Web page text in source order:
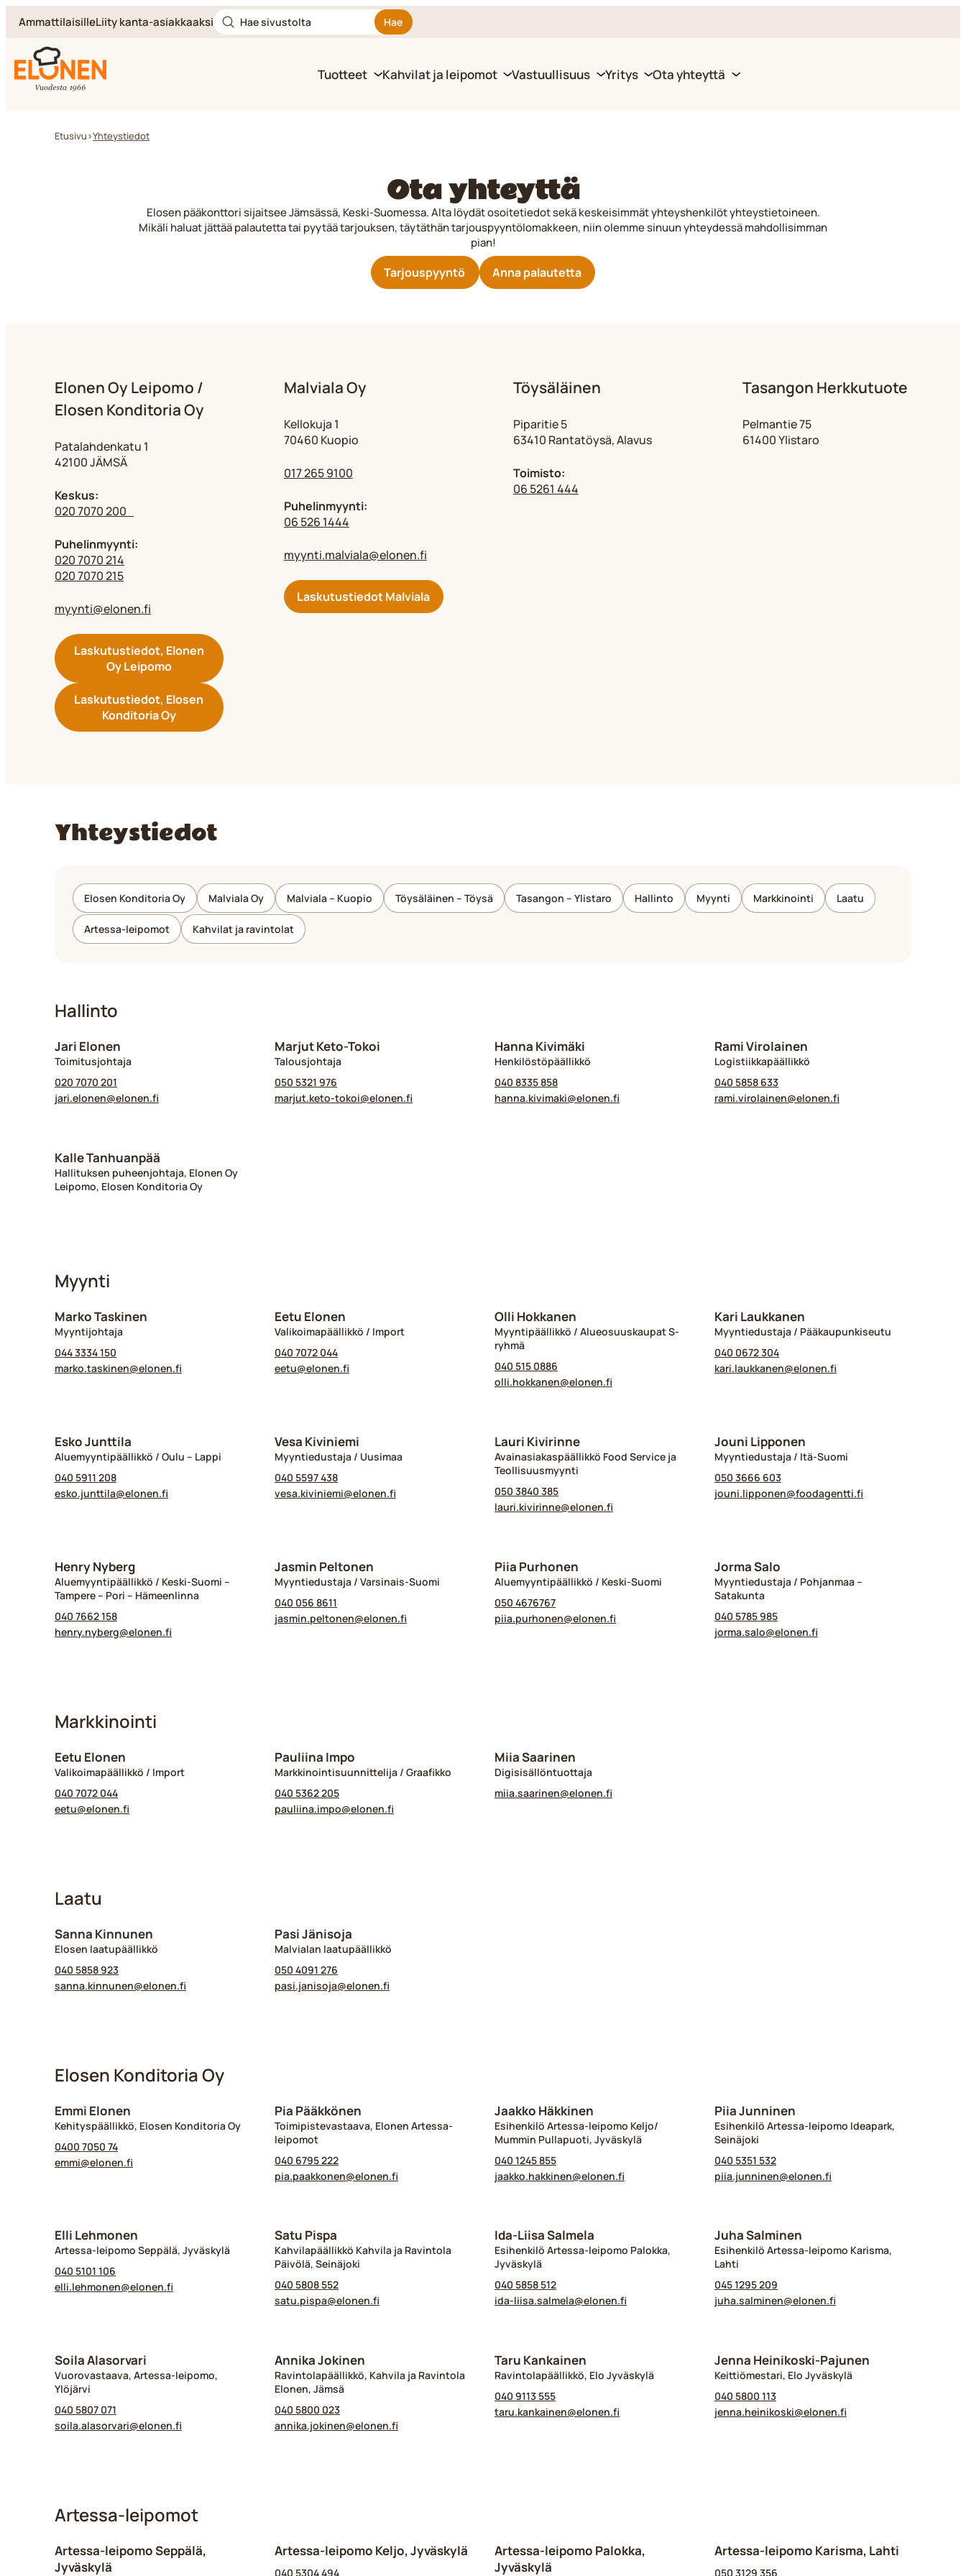
Siirry
sisältöön
AmmattilaisilleLiity kanta-asiakkaaksiHae
sivustolta
Hae
Elonen Tuotteet Kahvilat ja leipomot Vastuullisuus Yritys Ota yhteyttä
Etusivu>Yhteystiedot
Ota yhteyttä
Elosen pääkonttori sijaitsee Jämsässä, Keski-Suomessa. Alta löydät osoitetiedot sekä keskeisimmät yhteyshenkilöt yhteystietoineen.
Mikäli haluat jättää palautetta tai pyytää tarjouksen, täytäthän tarjouspyyntölomakkeen, niin olemme sinuun yhteydessä mahdollisimman
pian!
Tarjouspyyntö
Anna palautetta
Elonen Oy Leipomo /
Elosen Konditoria Oy
Patalahdenkatu 1
42100 JÄMSÄ
Keskus:
020 7070 200
Puhelinmyynti:
020 7070 214
020 7070 215
myynti@elonen.fi
Laskutustiedot, Elonen
Oy Leipomo
Laskutustiedot, Elosen
Konditoria Oy
Malviala Oy
Kellokuja 1
70460 Kuopio
017 265 9100
Puhelinmyynti:
06 526 1444
myynti.malviala@elonen.fi
Laskutustiedot Malviala
Töysäläinen
Piparitie 5
63410 Rantatöysä, Alavus
Toimisto:
06 5261 444
Tasangon Herkkutuote
Pelmantie 75
61400 Ylistaro
Yhteystiedot
Elosen Konditoria Oy Malviala Oy Malviala – Kuopio Töysäläinen – Töysä Tasangon – Ylistaro Hallinto Myynti Markkinointi Laatu
Artessa-leipomot Kahvilat ja ravintolat
Hallinto
Jari Elonen
Toimitusjohtaja
020 7070 201
jari.elonen@​elonen.fi
Marjut Keto-Tokoi
Talousjohtaja
050 5321 976
marjut.keto-tokoi@​elonen.fi
Hanna Kivimäki
Henkilöstöpäällikkö
040 8335 858
hanna.kivimaki@​elonen.fi
Rami Virolainen
Logistiikkapäällikkö
040 5858 633
rami.virolainen@​elonen.fi
Kalle Tanhuanpää
Hallituksen puheenjohtaja, Elonen Oy
Leipomo, Elosen Konditoria Oy
Myynti
Marko Taskinen
Myyntijohtaja
044 3334 150
marko.taskinen@​elonen.fi
Eetu Elonen
Valikoimapäällikkö / Import
040 7072 044
eetu@​elonen.fi
Olli Hokkanen
Myyntipäällikkö / Alueosuuskaupat S-
ryhmä
040 515 0886
olli.hokkanen@​elonen.fi
Kari Laukkanen
Myyntiedustaja / Pääkaupunkiseutu
040 0672 304
kari.laukkanen@​elonen.fi
Esko Junttila
Aluemyyntipäällikkö / Oulu – Lappi
040 5911 208
esko.junttila@​elonen.fi
Vesa Kiviniemi
Myyntiedustaja / Uusimaa
040 5597 438
vesa.kiviniemi@​elonen.fi
Lauri Kivirinne
Avainasiakaspäällikkö Food Service ja
Teollisuusmyynti
050 3840 385
lauri.kivirinne@​elonen.fi
Jouni Lipponen
Myyntiedustaja / Itä-Suomi
050 3666 603
jouni.lipponen@​foodagentti.fi
Henry Nyberg
Aluemyyntipäällikkö / Keski-Suomi –
Tampere – Pori – Hämeenlinna
040 7662 158
henry.nyberg@​elonen.fi
Jasmin Peltonen
Myyntiedustaja / Varsinais-Suomi
040 056 8611
jasmin.peltonen@​elonen.fi
Piia Purhonen
Aluemyyntipäällikkö / Keski-Suomi
050 4676767
piia.purhonen@​elonen.fi
Jorma Salo
Myyntiedustaja / Pohjanmaa –
Satakunta
040 5785 985
jorma.salo@​elonen.fi
Markkinointi
Eetu Elonen
Valikoimapäällikkö / Import
040 7072 044
eetu@​elonen.fi
Pauliina Impo
Markkinointisuunnittelija / Graafikko
040 5362 205
pauliina.impo@​elonen.fi
Miia Saarinen
Digisisällöntuottaja
miia.saarinen@​elonen.fi
Laatu
Sanna Kinnunen
Elosen laatupäällikkö
040 5858 923
sanna.kinnunen@​elonen.fi
Pasi Jänisoja
Malvialan laatupäällikkö
050 4091 276
pasi.janisoja@​elonen.fi
Elosen Konditoria Oy
Emmi Elonen
Kehityspäällikkö, Elosen Konditoria Oy
0400 7050 74
emmi@​elonen.fi
Pia Pääkkönen
Toimipistevastaava, Elonen Artessa-
leipomot
040 6795 222
pia.paakkonen@​elonen.fi
Jaakko Häkkinen
Esihenkilö Artessa-leipomo Keljo/
Mummin Pullapuoti, Jyväskylä
040 1245 855
jaakko.hakkinen@​elonen.fi
Piia Junninen
Esihenkilö Artessa-leipomo Ideapark,
Seinäjoki
040 5351 532
piia.junninen@​elonen.fi
Elli Lehmonen
Artessa-leipomo Seppälä, Jyväskylä
040 5101 106
elli.lehmonen@​elonen.fi
Satu Pispa
Kahvilapäällikkö Kahvila ja Ravintola
Päivölä, Seinäjoki
040 5808 552
satu.pispa@​elonen.fi
Ida-Liisa Salmela
Esihenkilö Artessa-leipomo Palokka,
Jyväskylä
040 5858 512
ida-liisa.salmela@​elonen.fi
Juha Salminen
Esihenkilö Artessa-leipomo Karisma,
Lahti
045 1295 209
juha.salminen@​elonen.fi
Soila Alasorvari
Vuorovastaava, Artessa-leipomo,
Ylöjärvi
040 5807 071
soila.alasorvari@​elonen.fi
Annika Jokinen
Ravintolapäällikkö, Kahvila ja Ravintola
Elonen, Jämsä
040 5800 023
annika.jokinen@​elonen.fi
Taru Kankainen
Ravintolapäällikkö, Elo Jyväskylä
040 9113 555
taru.kankainen@​elonen.fi
Jenna Heinikoski-Pajunen
Keittiömestari, Elo Jyväskylä
040 5800 113
jenna.heinikoski@​elonen.fi
Artessa-leipomot
Artessa-leipomo Seppälä,
Jyväskylä
Artessa-leipomo Keljo, Jyväskylä
040 5304 494
Artessa-leipomo Palokka,
Jyväskylä
Artessa-leipomo Karisma, Lahti
050 3129 356